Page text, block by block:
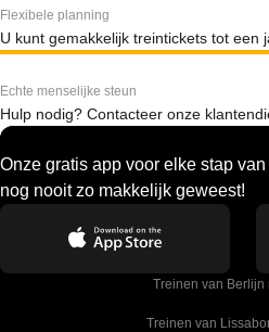
Flexibele planning
U kunt gemakkelijk treintickets tot een
Echte menselijke steun
Hulp nodig? Contacteer onze
Onze gratis app voor elke stap
nog nooit zo makkelijk geweest!
Treinen van Berlijn
Treinen van